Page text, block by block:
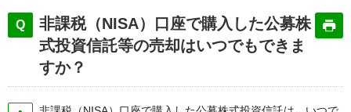
非課税（NISA）口座で購入した公募株
式投資信託等の売却はいつでもできま
すか？